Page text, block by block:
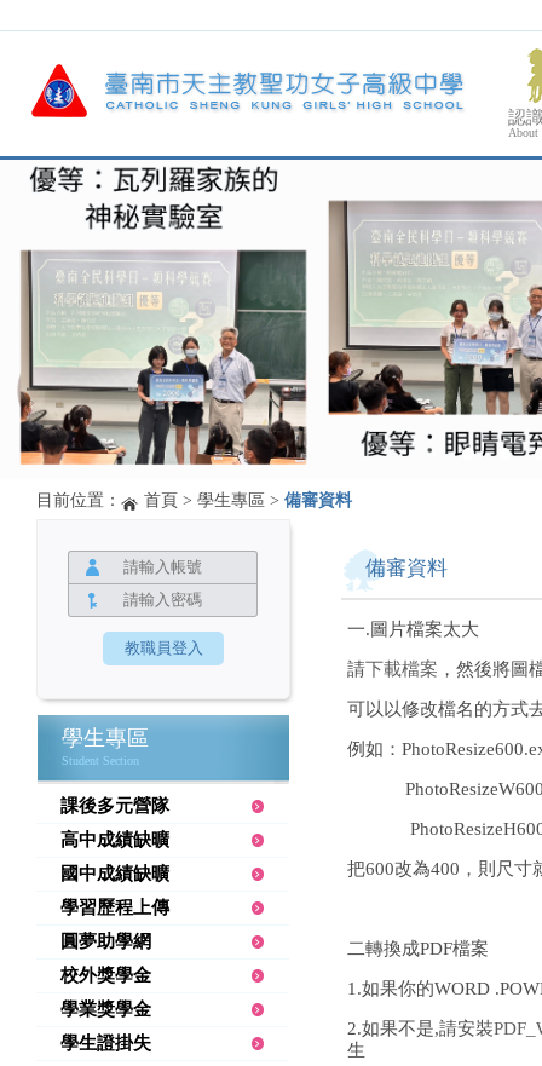
認
About
目前位置： 首頁 > 學生專區 > 備審資料
學生專區
Student Section
課後多元營隊
高中成績缺曠
國中成績缺曠
學習歷程上傳
圓夢助學網
校外獎學金
學業獎學金
學生證掛失
備審資料
一.圖片檔案太大
請下載檔案 ，然後將圖
可以以修改檔名的方式
例如：
把600改為400，則尺寸
二轉換成PDF檔案
1.如果你的WORD
2.如果不是,請安裝
生